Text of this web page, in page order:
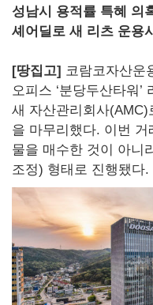
성남시 용적률 특혜 의
셰어딜로 새 리츠 운용
[땅집고] 코람코자산운
오피스 ‘분당두산타워
새 자산관리회사(AMC)
을 마무리했다. 이번
물을 매수한 것이 아니
조정) 형태로 진행됐다.